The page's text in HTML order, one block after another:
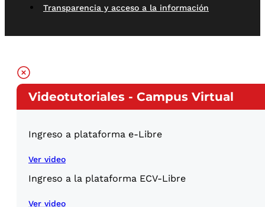
Transparencia y acceso a la información
Videotutoriales - Campus Virtual
Ingreso a plataforma e-Libre
Ver video
Ingreso a la plataforma ECV-Libre
Ver video